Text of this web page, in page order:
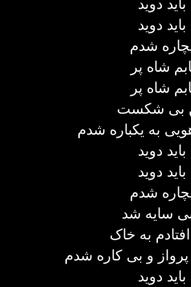
دوید
دوید
شدم
شاه پر
شاه پر
بی شکست
به یکباره شدم
دوید
دوید
شدم
سایه شد
به خاک
و بی کاره شدم
دوید